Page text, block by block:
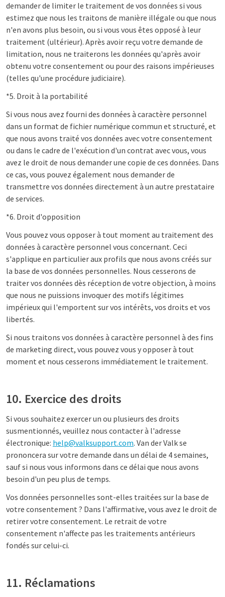
demander de limiter le traitement de vos données si vous
estimez que nous les traitons de manière illégale ou que nous
n'en avons plus besoin, ou si vous vous êtes opposé à leur
traitement (ultérieur). Après avoir reçu votre demande de
limitation, nous ne traiterons les données qu'après avoir
obtenu votre consentement ou pour des raisons impérieuses
(telles qu'une procédure judiciaire).
*5. Droit à la portabilité
Si vous nous avez fourni des données à caractère personnel
dans un format de fichier numérique commun et structuré, et
que nous avons traité vos données avec votre consentement
ou dans le cadre de l'exécution d'un contrat avec vous, vous
avez le droit de nous demander une copie de ces données. Dans
ce cas, vous pouvez également nous demander de
transmettre vos données directement à un autre prestataire
de services.
*6. Droit d'opposition
Vous pouvez vous opposer à tout moment au traitement des
données à caractère personnel vous concernant. Ceci
s'applique en particulier aux profils que nous avons créés sur
la base de vos données personnelles. Nous cesserons de
traiter vos données dès réception de votre objection, à moins
que nous ne puissions invoquer des motifs légitimes
impérieux qui l'emportent sur vos intérêts, vos droits et vos
libertés.
Si nous traitons vos données à caractère personnel à des fins
de marketing direct, vous pouvez vous y opposer à tout
moment et nous cesserons immédiatement le traitement.
10. Exercice des droits
Si vous souhaitez exercer un ou plusieurs des droits
susmentionnés, veuillez nous contacter à l'adresse
électronique: help@valksupport.com. Van der Valk se
prononcera sur votre demande dans un délai de 4 semaines,
sauf si nous vous informons dans ce délai que nous avons
besoin d'un peu plus de temps.
Vos données personnelles sont-elles traitées sur la base de
votre consentement ? Dans l'affirmative, vous avez le droit de
retirer votre consentement. Le retrait de votre
consentement n'affecte pas les traitements antérieurs
fondés sur celui-ci.
11. Réclamations